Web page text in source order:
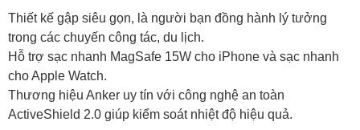
Thiết kế gập siêu gọn, là người bạn đồng hành lý tưởng
trong các chuyến công tác, du lịch.
Hỗ trợ sạc nhanh MagSafe 15W cho iPhone và sạc nhanh
cho Apple Watch.
Thương hiệu Anker uy tín với công nghệ an toàn
ActiveShield 2.0 giúp kiểm soát nhiệt độ hiệu quả.